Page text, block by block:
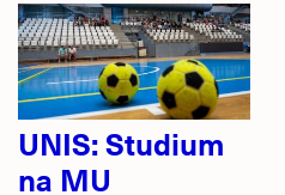
UNIS: Studium
na MU